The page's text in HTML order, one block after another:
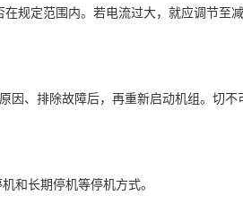
规定范围内。若电流过大，就应调节至
因、排除故障后，再重新启动机组。切
和长期停机等停机方式。